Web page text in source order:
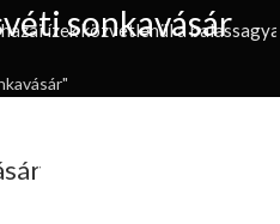
ízek közvetlenül a
sonkavásár